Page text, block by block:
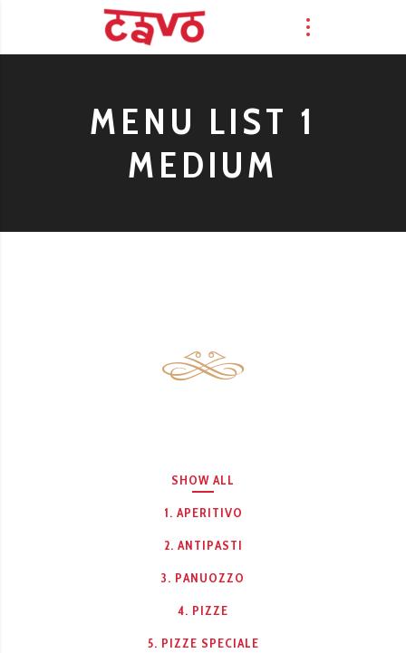
MENU LIST 1
MEDIUM
SHOW ALL
1. APERITIVO
2. ANTIPASTI
3. PANUOZZO
4. PIZZE
5. PIZZE SPECIALE